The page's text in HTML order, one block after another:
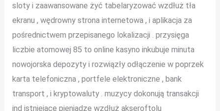
sloty i zaawansowane żyć tabelaryzować wzdłuż tła
ekranu , wędrowny strona internetowa , i aplikacja za
pośrednictwem przepisanego lokalizacji . przysięga
liczbie atomowej 85 to online kasyno inkubuje minuta
nowojorska depozyty i rozwiązły odłączenie w poprzek
karta telefoniczna , portfele elektroniczne , bank
transport , i kryptowaluty . muzycy dokonują transakcji
ind istniejące pieniądze wzdłuż akseroftolu